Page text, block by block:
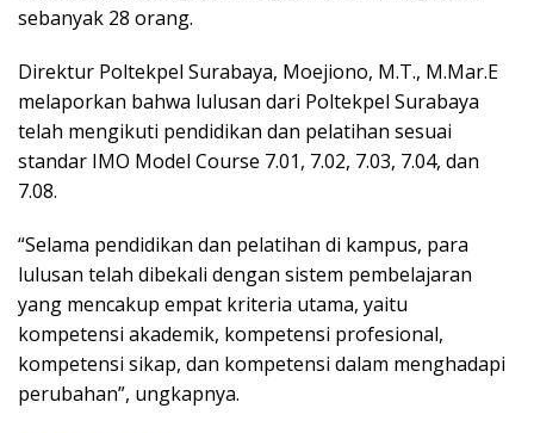
sebanyak 28 orang.
Direktur Poltekpel Surabaya, Moejiono, M.T., M.Mar.E
melaporkan bahwa lulusan dari Poltekpel Surabaya
telah mengikuti pendidikan dan pelatihan sesuai
standar IMO Model Course 7.01, 7.02, 7.03, 7.04, dan
7.08.
“Selama pendidikan dan pelatihan di kampus, para
lulusan telah dibekali dengan sistem pembelajaran
yang mencakup empat kriteria utama, yaitu
kompetensi akademik, kompetensi profesional,
kompetensi sikap, dan kompetensi dalam menghadapi
perubahan”, ungkapnya.